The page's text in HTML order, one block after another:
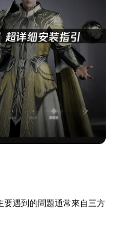
要遇到的問題通常來自三方